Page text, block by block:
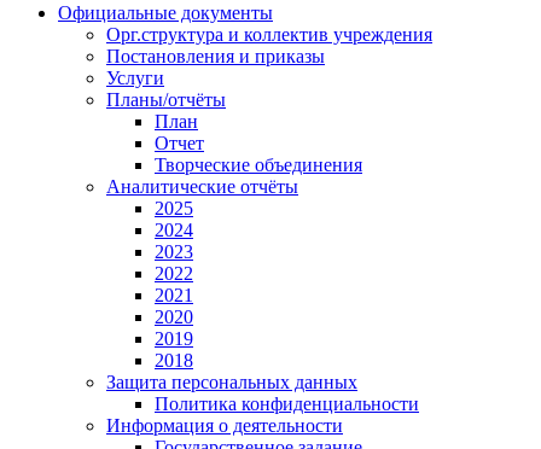
Официальные документы
Орг.структура и коллектив учреждения
Постановления и приказы
Услуги
Планы/отчёты
План
Отчет
Творческие объединения
Аналитические отчёты
2025
2024
2023
2022
2021
2020
2019
2018
Защита персональных данных
Политика конфиденциальности
Информация о деятельности